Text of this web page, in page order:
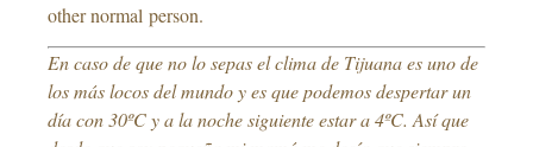
other normal person.
En caso de que no lo sepas el clima de Tijuana es uno de
los más locos del mundo y es que podemos despertar un
día con 30ºC y a la noche siguiente estar a 4ºC. Así que